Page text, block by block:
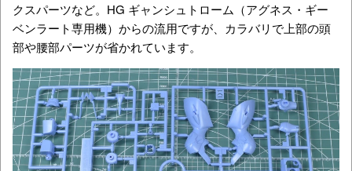
クスパーツなど。 HG ギャンシュトローム（アグネス・ギー
ベンラート専用機）からの流用ですが、カラバリで上部の頭
部や腰部パーツが省かれています。